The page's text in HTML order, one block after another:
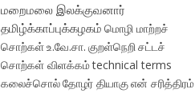
மறைமலை இலக்குவனார்
தமிழ்க்காப்புக்கழகம் மொழி மாற்றச்
சொற்கள்உ.வே.சா. குறள்நெறி சட்டச்
சொற்கள் விளக்கம்technical terms
கலைச்சொல்தோழர் தியாகுஎன் சரித்திரம்